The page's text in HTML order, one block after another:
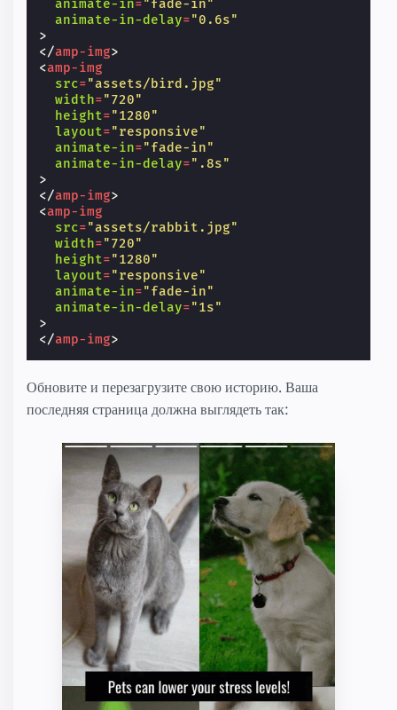
animate-in="fade-in"
animate-in-delay="0.6s"
>
</amp-img>
<amp-img
src="assets/bird.jpg"
width="720"
height="1280"
layout="responsive"
animate-in="fade-in"
animate-in-delay=".8s"
>
</amp-img>
<amp-img
src="assets/rabbit.jpg"
width="720"
height="1280"
layout="responsive"
animate-in="fade-in"
animate-in-delay="1s"
>
</amp-img>
Обновите и перезагрузите свою историю. Ваша
последняя страница должна выглядеть так: